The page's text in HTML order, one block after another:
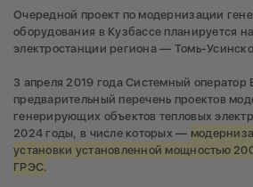
Очередной проект по модернизации
оборудования в Кузбассе планируется
электростанции региона — Томь-
3 апреля 2019 года Системный оператор
предварительный перечень проектов
генерирующих объектов тепловых
2024 годы, в числе которых —
установки установленной мощностью
ГРЭС.